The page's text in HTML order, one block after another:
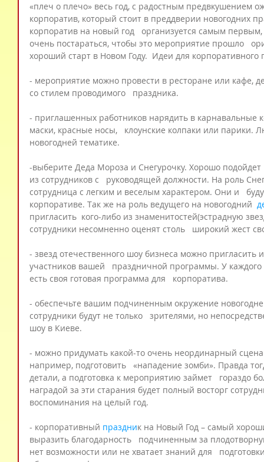
«плеч о плечо» весь год, с радостным предвкушением
корпоратив, который стоит в преддверии новогодних
корпоратив на новый год   организуется самым
очень постараться, чтобы это мероприятие прошло
хороший старт в Новом Году.  Идеи для
- мероприятие можно провести в ресторане или кафе,
со стилем проводимого   праздника.
- приглашенных работников нарядить в карнавальные
маски, красные носы,   клоунские колпаки или парики.
новогодней тематике.
-выберите Деда Мороза и Снегурочку. Хорошо
из сотрудников с   руководящей должности. На роль
сотрудница с легким и веселым характером. Они и
корпоративе. Так же на роль ведущего на новогодний
пригласить  кого-либо из знаменитостей(эстрадную
сотрудники несомненно оценят столь   широкий жест
- звезд отечественного шоу бизнеса можно пригласить
участников вашей   праздничной программы. У
есть своя готовая программа для   корпоратива.
- обеспечьте вашим подчиненным окружение
сотрудники будут не только   зрителями, но
шоу в Киеве.
- можно придумать какой-то очень неординарный
например, подготовить   «нападение зомби». Правда
детали, а подготовка к мероприятию займет   гораздо
наградой за эти старания будет полный восторг
воспоминания на целый год.
- корпоративный праздник на Новый Год – самый
выразить благодарность   подчиненным за
нет возможности или не хватает знаний для